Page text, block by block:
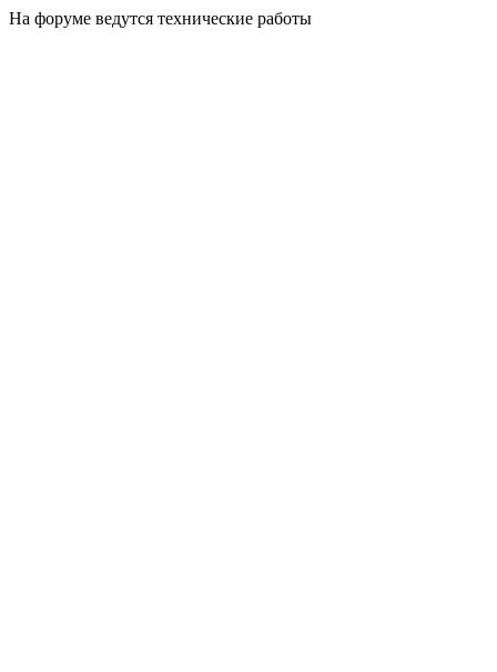
На форуме ведутся технические работы